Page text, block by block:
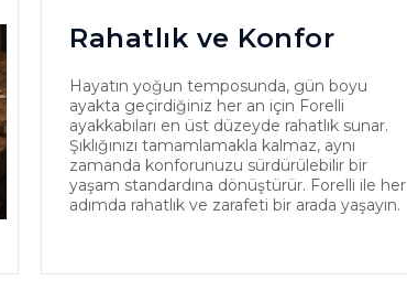
Rahatlık ve Konfor
Hayatın yoğun temposunda, gün boyu
ayakta geçirdiğiniz her an için Forelli
ayakkabıları en üst düzeyde rahatlık sunar.
Şıklığınızı tamamlamakla kalmaz, aynı
zamanda konforunuzu sürdürülebilir bir
yaşam standardına dönüştürür. Forelli ile her
adımda rahatlık ve zarafeti bir arada yaşayın.